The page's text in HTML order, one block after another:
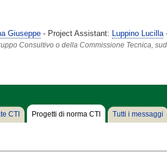
Giuseppe- Project Assistant: Luppino Lucilla
Consultivo o della Commissione Tecnica,
CTI Progetti di norma CTI Tutti i messaggi